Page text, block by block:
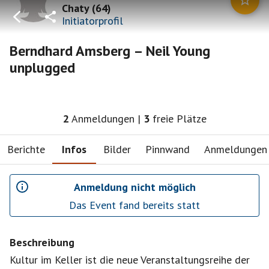
Chaty(64)
Initiatorprofil
Berndhard Amsberg – Neil Young
unplugged
2 Anmeldungen | 3 freie Plätze
Berichte Infos Bilder Pinnwand Anmeldungen
Anmeldung nicht möglich
Das Event fand bereits statt
Beschreibung
Kultur im Keller ist die neue Veranstaltungsreihe der